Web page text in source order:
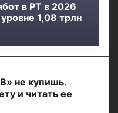
в РТ в 2026
1,08 трлн
не купишь.
и читать ее